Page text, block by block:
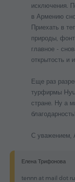
исключения.
в Армению
Приехать в
природы,
главное -
открытость и
Еще раз
турфирмы
стране. Ну а
благодарность!
С уважением,
Елена Трифонова
tennn at mail dot ru